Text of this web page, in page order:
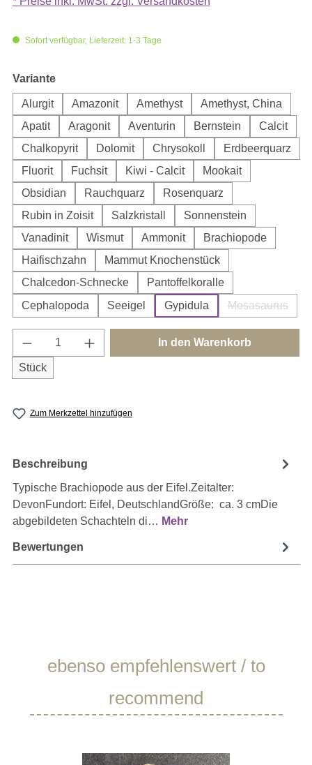
Sofort verfügbar, Lieferzeit: 1-3 Tage
Varianteauswählen
Alurgit Amazonit Amethyst
Amethyst, China
Apatit
Aragonit Aventurin Bernstein
Calcit
Chalkopyrit
Dolomit Chrysokoll
Erdbeerquarz
Fluorit
Fuchsit Kiwi - Calcit
Mookait
Obsidian
Rauchquarz
Rosenquarz
Rubin in Zoisit
Salzkristall
Sonnenstein
Vanadinit
Wismut Ammonit
Brachiopode
Haifischzahn
Mammut Knochenstück
Chalcedon-Schnecke
Pantoffelkoralle
Cephalopoda
Seeigel Gypidula Mosasaurus
Produkt Anzahl: Gib den gewünschten
Stück
In den Warenkorb
Zum Merkzettel hinzufügen
Beschreibung
Typische Brachiopode aus der Eifel.Zeitalter:
DevonFundort: Eifel, DeutschlandGröße: ca. 3 cmDie
abgebildeten Schachteln di… Mehr
Bewertungen
Produktgalerie überspringen
ebenso empfehlenswert / to
recommend